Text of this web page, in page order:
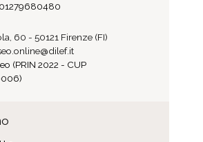
60 - 50121 Firenze (FI)
(PRIN 2022 - CUP